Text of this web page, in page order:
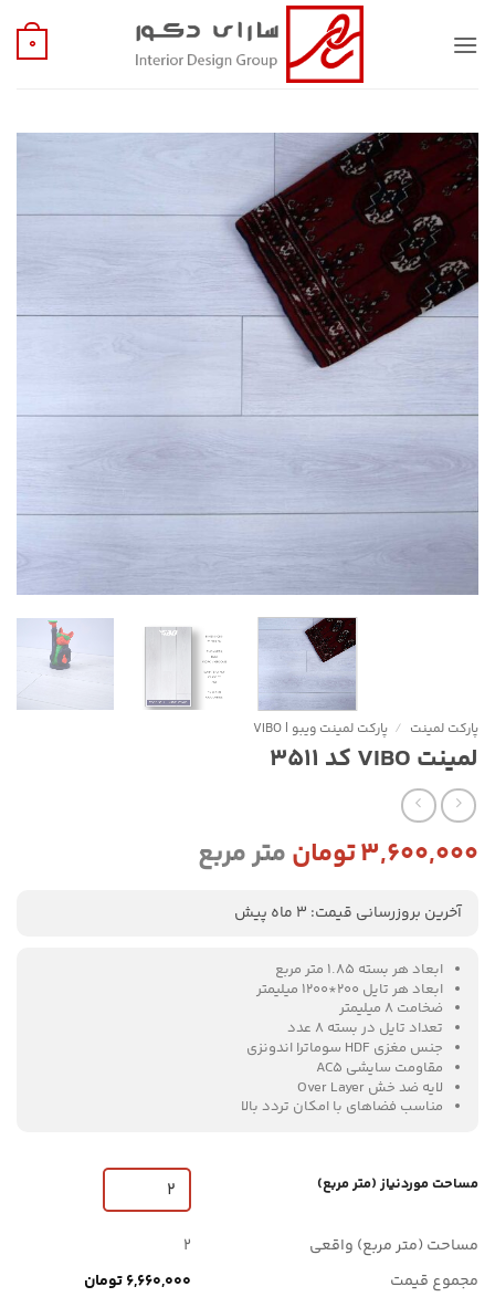
0
پارکت لمینت / پارکت لمینت ویبو | VIBO
لمینت VIBO کد 3511
۳,۶۰۰,۰۰۰تومانمتر مربع
آخرین بروزرسانی قیمت: 3 ماه پیش
ابعاد هر بسته 1.85 متر مربع
ابعاد هر تايل 200*1200 ميليمتر
ضخامت 8 ميليمتر
تعداد تايل در بسته 8 عدد
جنس مغزی HDF سوماترا اندونزی
مقاومت سايشی AC5
لایه ضد خش Over Layer
مناسب فضاهای با امکان تردد بالا
مساحت موردنیاز (متر مربع)
مساحت (متر مربع) واقعی
2
مجموع قیمت
6,660,000 تومان